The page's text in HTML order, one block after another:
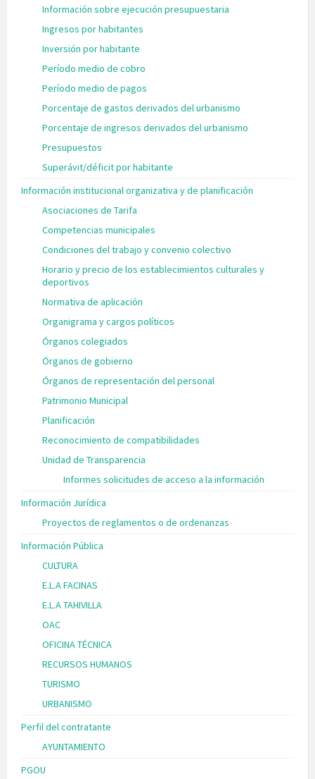
Información sobre ejecución presupuestaria
Ingresos por habitantes
Inversión por habitante
Período medio de cobro
Período medio de pagos
Porcentaje de gastos derivados del urbanismo
Porcentaje de ingresos derivados del urbanismo
Presupuestos
Superávit/déficit por habitante
Información institucional organizativa y de planificación
Asociaciones de Tarifa
Competencias municipales
Condiciones del trabajo y convenio colectivo
Horario y precio de los establecimientos culturales y
deportivos
Normativa de aplicación
Organigrama y cargos políticos
Órganos colegiados
Órganos de gobierno
Órganos de representación del personal
Patrimonio Municipal
Planificación
Reconocimiento de compatibilidades
Unidad de Transparencia
Informes solicitudes de acceso a la información
Información Jurídica
Proyectos de reglamentos o de ordenanzas
Información Pública
CULTURA
E.L.A FACINAS
E.L.A TAHIVILLA
OAC
OFICINA TÉCNICA
RECURSOS HUMANOS
TURISMO
URBANISMO
Perfil del contratante
AYUNTAMIENTO
PGOU